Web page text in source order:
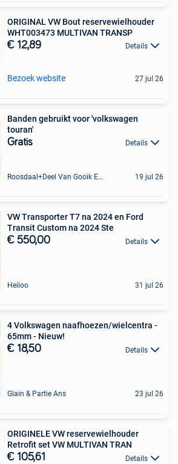
ORIGINAL VW Bout reservewielhouder
WHT003473 MULTIVAN TRANSP
€ 12,89 Details
Bezoek website 27 jul 26
Banden gebruikt voor 'volkswagen
touran'
Gratis Details
Roosdaal+Deel Van Gooik En Sint-Kwintens-Lennik 19 jul 26
VW Transporter T7 na 2024 en Ford
Transit Custom na 2024 Ste
€ 550,00 Details
Heiloo 31 jul 26
4 Volkswagen naafhoezen/wielcentra -
65mm - Nieuw!
€ 18,50 Details
Glain & Partie Ans 23 jul 26
ORIGINELE VW reservewielhouder
Retrofit set VW MULTIVAN TRAN
€ 105,61 Details